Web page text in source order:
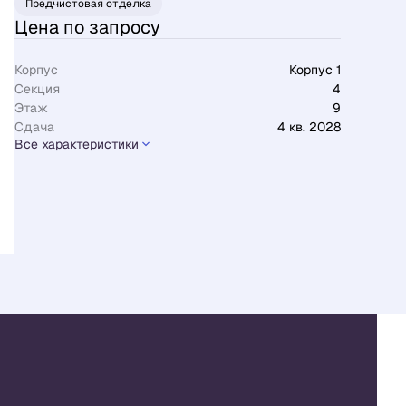
Предчистовая отделка
Цена по запросу
Корпус
Корпус 1
Секция
4
Этаж
9
Сдача
4 кв. 2028
Все характеристики